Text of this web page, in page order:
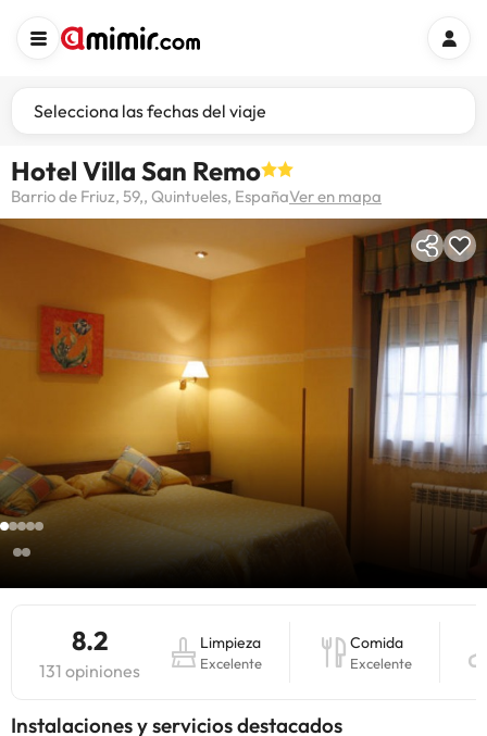
Selecciona las fechas del viaje
Hotel Villa San Remo
Barrio de Friuz, 59,, Quintueles, EspañaVer en mapa
8.2
131 opiniones
Limpieza
Excelente
Comida
Excelente
Instalaciones y servicios destacados